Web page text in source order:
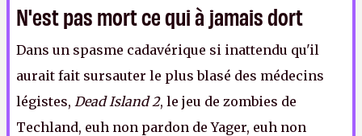
N'est pas mort ce qui à jamais dort
Dans un spasme cadavérique si inattendu qu'il
aurait fait sursauter le plus blasé des médecins
légistes, Dead Island 2, le jeu de zombies de
Techland, euh non pardon de Yager, euh non